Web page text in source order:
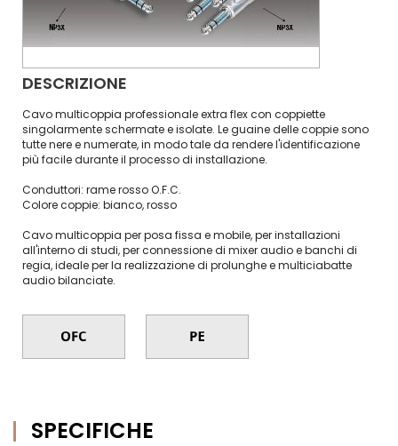
DESCRIZIONE
Cavo multicoppia professionale extra flex con coppiette
singolarmente schermate e isolate. Le guaine delle coppie sono
tutte nere e numerate, in modo tale da rendere l'identificazione
più facile durante il processo di installazione.
Conduttori: rame rosso O.F.C.
Colore coppie: bianco, rosso
Cavo multicoppia per posa fissa e mobile, per installazioni
all'interno di studi, per connessione di mixer audio e banchi di
regia, ideale per la realizzazione di prolunghe e multiciabatte
audio bilanciate.
SPECIFICHE